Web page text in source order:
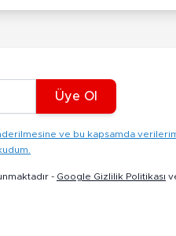
Üye Ol
ve bu kapsamda
- Google Gizlilik Politikası